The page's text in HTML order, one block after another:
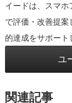
イードは、スマ
で評価・改善提案
的達成をサポート
ユ
関連記事